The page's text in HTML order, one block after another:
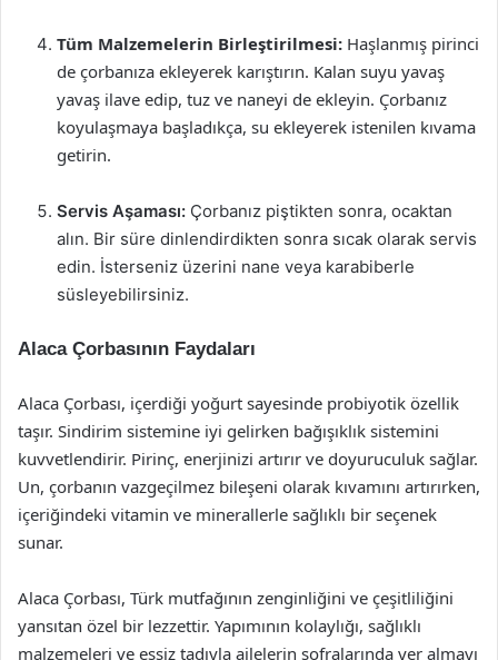
Tüm Malzemelerin Birleştirilmesi: Haşlanmış pirinci
de çorbanıza ekleyerek karıştırın. Kalan suyu yavaş
yavaş ilave edip, tuz ve naneyi de ekleyin. Çorbanız
koyulaşmaya başladıkça, su ekleyerek istenilen kıvama
getirin.
Servis Aşaması: Çorbanız piştikten sonra, ocaktan
alın. Bir süre dinlendirdikten sonra sıcak olarak servis
edin. İsterseniz üzerini nane veya karabiberle
süsleyebilirsiniz.
Alaca Çorbasının Faydaları
Alaca Çorbası, içerdiği yoğurt sayesinde probiyotik özellik
taşır. Sindirim sistemine iyi gelirken bağışıklık sistemini
kuvvetlendirir. Pirinç, enerjinizi artırır ve doyuruculuk sağlar.
Un, çorbanın vazgeçilmez bileşeni olarak kıvamını artırırken,
içeriğindeki vitamin ve minerallerle sağlıklı bir seçenek
sunar.
Alaca Çorbası, Türk mutfağının zenginliğini ve çeşitliliğini
yansıtan özel bir lezzettir. Yapımının kolaylığı, sağlıklı
malzemeleri ve eşsiz tadıyla ailelerin sofralarında yer almayı